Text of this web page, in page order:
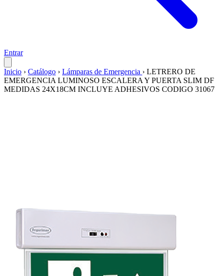
Entrar
Inicio › Catálogo › Lámparas de Emergencia › LETRERO DE
EMERGENCIA LUMINOSO ESCALERA Y PUERTA SLIM DF
MEDIDAS 24X18CM INCLUYE ADHESIVOS CODIGO 31067